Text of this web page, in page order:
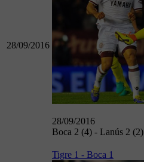
28/09/2016
28/09/2016
Boca 2 (4) - Lanús 2 (2)
Tigre 1 - Boca 1